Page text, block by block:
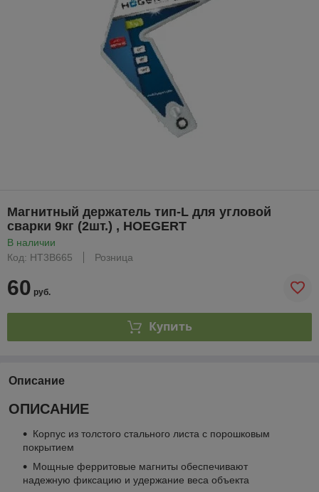
Магнитный держатель тип-L для угловой
сварки 9кг (2шт.) , HOEGERT
В наличии
Код: HT3B665
Розница
60 руб.
Купить
Описание
ОПИСАНИЕ
Корпус из толстого стального листа с порошковым
покрытием
Мощные ферритовые магниты обеспечивают
надежную фиксацию и удержание веса объекта